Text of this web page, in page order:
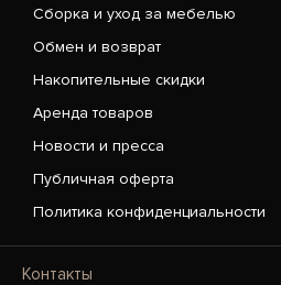
Сборка и уход за мебелью
Обмен и возврат
Накопительные скидки
Аренда товаров
Новости и пресса
Публичная оферта
Политика конфиденциальности
Контакты